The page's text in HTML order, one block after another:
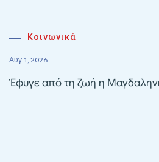
Κοινωνικά
Αυγ 1, 2026
Έφυγε από τη ζωή η